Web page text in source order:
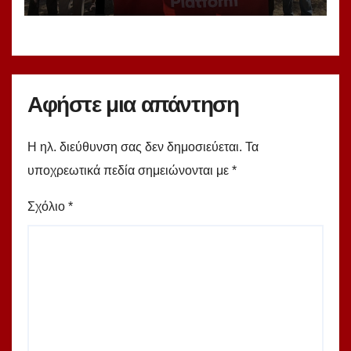
Τουρκίας!
Αφήστε μια απάντηση
Η ηλ. διεύθυνση σας δεν δημοσιεύεται. Τα
υποχρεωτικά πεδία σημειώνονται με *
Σχόλιο *